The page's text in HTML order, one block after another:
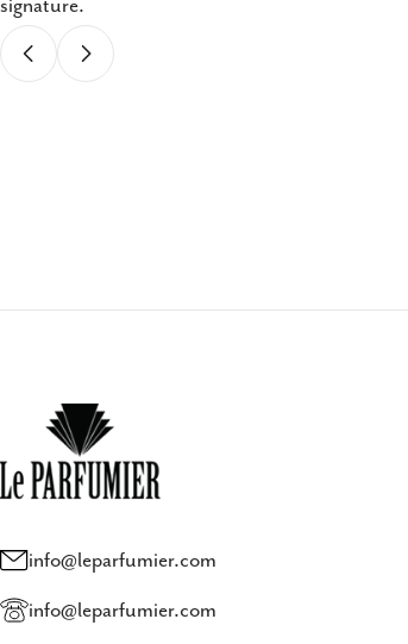
signature.
info@leparfumier.com
info@leparfumier.com